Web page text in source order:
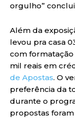
orgulho”
Além da
levou pra casa
com
mil reais em
de Apostas. O
preferência da
durante o
propostas